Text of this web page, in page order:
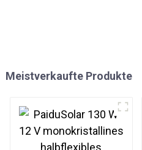
Meistverkaufte Produkte